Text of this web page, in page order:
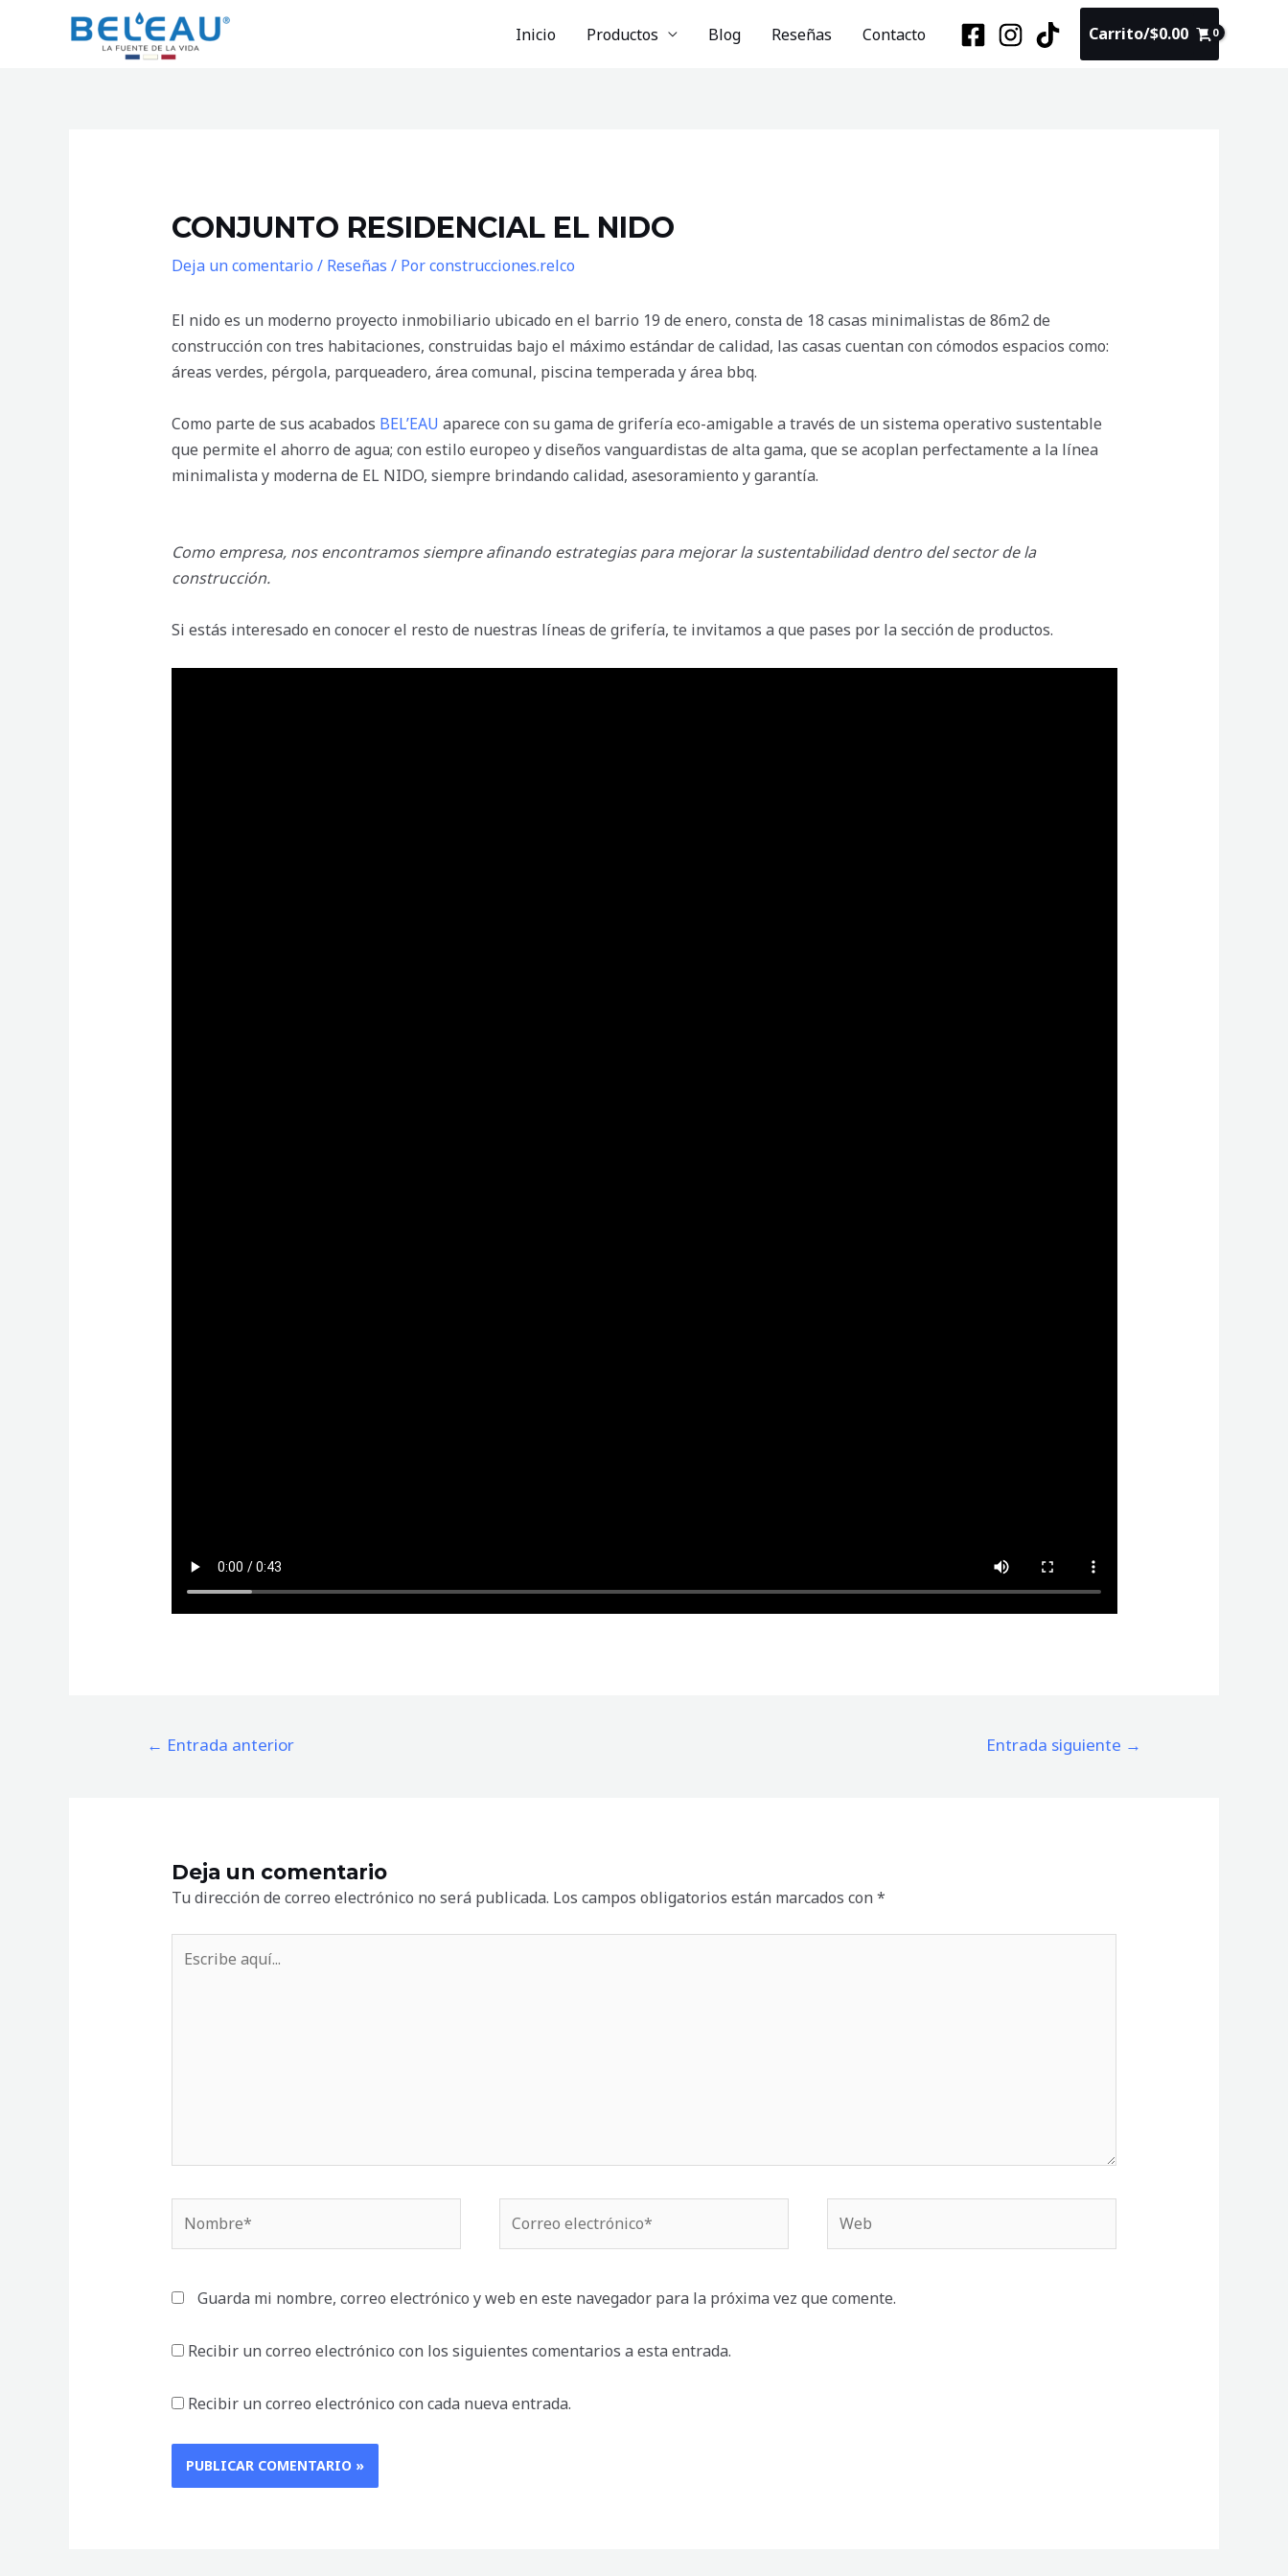
Inicio Productos Blog Reseñas Contacto Carrito/$0.00
CONJUNTO RESIDENCIAL EL NIDO
Deja un comentario / Reseñas / Porconstrucciones.relco
El nido es un moderno proyecto inmobiliario ubicado en el barrio 19 de enero, consta de 18 casas minimalistas de 86m2 de
construcción con tres habitaciones, construidas bajo el máximo estándar de calidad, las casas cuentan con cómodos espacios como:
áreas verdes, pérgola, parqueadero, área comunal, piscina temperada y área bbq.
Como parte de sus acabados BEL’EAU aparece con su gama de grifería eco-amigable a través de un sistema operativo sustentable
que permite el ahorro de agua; con estilo europeo y diseños vanguardistas de alta gama, que se acoplan perfectamente a la línea
minimalista y moderna de EL NIDO, siempre brindando calidad, asesoramiento y garantía.
Como empresa, nos encontramos siempre afinando estrategias para mejorar la sustentabilidad dentro del sector de la
construcción.
Si estás interesado en conocer el resto de nuestras líneas de grifería, te invitamos a que pases por la sección de productos.
← Entrada anterior Entrada siguiente →
Deja un comentario
Tu dirección de correo electrónico no será publicada. Los campos obligatorios están marcados con *
aquí...
electrónico*
Guarda mi nombre, correo electrónico y web en este navegador para la próxima vez que comente.
Recibir un correo electrónico con los siguientes comentarios a esta entrada.
Recibir un correo electrónico con cada nueva entrada.